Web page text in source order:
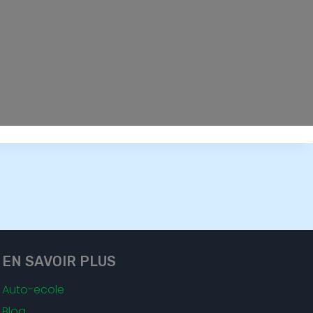
EN SAVOIR PLUS
Auto-ecole